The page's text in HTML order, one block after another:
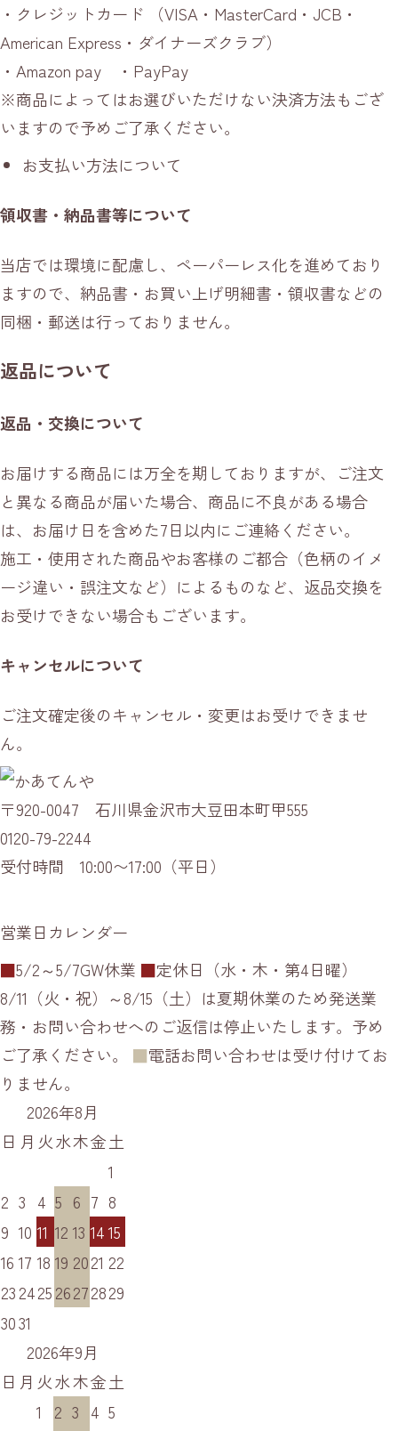
・クレジットカード （VISA・MasterCard・JCB・
American Express・ダイナーズクラブ）
・Amazon pay ・PayPay
※商品によってはお選びいただけない決済方法もござ
いますので予めご了承ください。
お支払い方法について
領収書・納品書等について
当店では環境に配慮し、ペーパーレス化を進めており
ますので、納品書・お買い上げ明細書・領収書などの
同梱・郵送は行っておりません。
返品について
返品・交換について
お届けする商品には万全を期しておりますが、ご注文
と異なる商品が届いた場合、商品に不良がある場合
は、お届け日を含めた7日以内にご連絡ください。
施工・使用された商品やお客様のご都合（色柄のイメ
ージ違い・誤注文など）によるものなど、返品交換を
お受けできない場合もございます。
キャンセルについて
ご注文確定後のキャンセル・変更はお受けできませ
ん。
〒920-0047 石川県金沢市大豆田本町甲555
0120-79-2244
受付時間 10:00〜17:00（平日）
営業日カレンダー
■5/2～5/7GW休業 ■定休日（水・木・第4日曜）
8/11（火・祝）～8/15（土）は夏期休業のため発送業
務・お問い合わせへのご返信は停止いたします。予め
ご了承ください。 ■電話お問い合わせは受け付けてお
りません。
2026年8月
日 月 火水木金土
1
2 3 4 5 6 7 8
9 10 11 12 13 1415
16 17 18 19 2021 22
23242526272829
3031
2026年9月
日 月 火水木金土
1
2 3 4 5